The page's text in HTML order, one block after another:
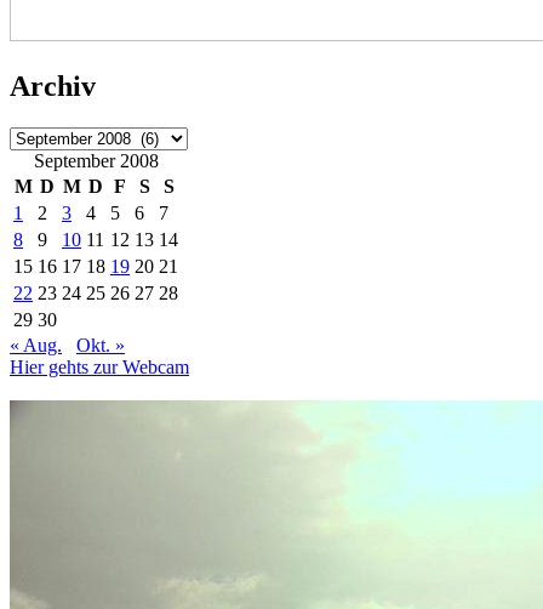
Archiv
Archiv
September 2008
M D M D F S
S
1
2 3 4 5 6
7
8
9 10 11 12 13 14
15 16 17 18 19 20 21
22 23 24 25 26 27 28
29 30
« Aug.
Okt. »
Hier gehts zur Webcam